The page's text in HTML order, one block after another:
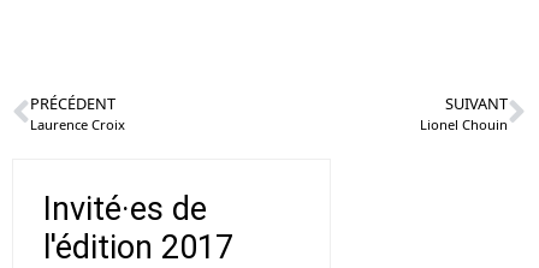
PRÉCÉDENT
Laurence Croix
SUIVANT
Lionel Chouin
Invité·es de
l'édition 2017